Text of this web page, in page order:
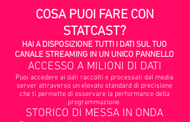
COSA PUOI FARE CON
STATCAST?
HAI A DISPOSIZIONE TUTTI I DATI SUL TUO
CANALE STREAMING IN UN UNICO PANNELLO
ACCESSO A MILIONI DI DATI
Puoi accedere ai dati raccolti e processati dal media
server attraverso un elevato standard di precisione
che ti permette di osservare la performance della
programmazione.
STORICO DI MESSA IN ONDA